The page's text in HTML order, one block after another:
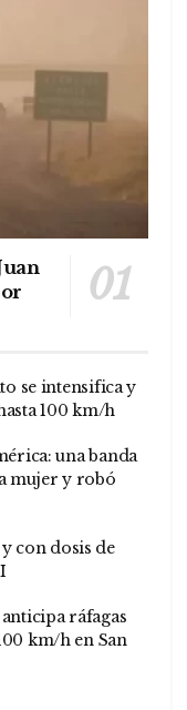
se intensifica y
100 km/h
una banda
mujer y robó
con dosis de
ráfagas
km/h en San